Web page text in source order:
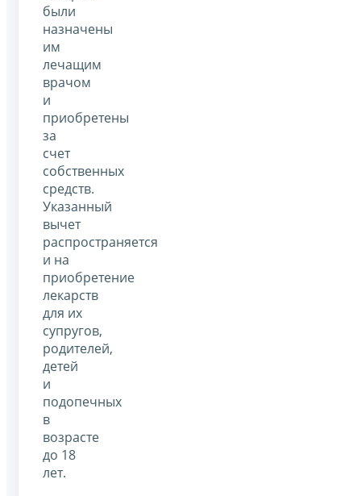
были
назначены
им
лечащим
врачом
и
приобретены
за
счет
собственных
средств.
Указанный
вычет
распространяется
и на
приобретение
лекарств
для их
супругов,
родителей,
детей
и
подопечных
в
возрасте
до 18
лет.